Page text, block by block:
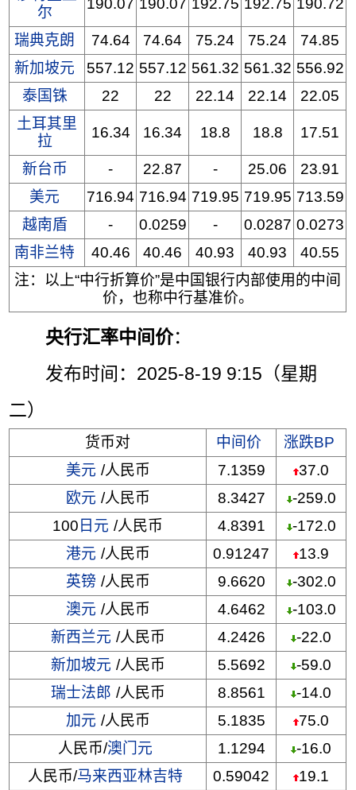
尔
190.07 190.07 192.75 192.75 190.72
瑞典克朗 74.64 74.64 75.24 75.24
74.85
新加坡元
557.12 557.12 561.32 561.32 556.92
泰国铢
22 22 22.14 22.14
22.05
土耳其里
拉
16.34 16.34 18.8 18.8 17.51
新台币 - 22.87 - 25.06
23.91
美元
716.94 716.94 719.95 719.95 713.59
越南盾
- 0.0259 - 0.0287 0.0273
南非兰特
40.46 40.46 40.93 40.93
40.55
注：以上“中行折算价”是中国银行内部使用的中间
价，也称中行基准价。
央行汇率中间价：
发布时间：2025-8-19 9:15（星期
二）
货币对 中间价
涨跌BP
美元 /人民币 7.1359
37.0
欧元 /人民币 8.3427
-259.0
100 日元 /人民币 4.8391
-172.0
港元 /人民币 0.91247
13.9
英镑 /人民币 9.6620
-302.0
澳元 /人民币 4.6462
-103.0
新西兰元 /人民币 4.2426
-22.0
新加坡元 /人民币 5.5692
-59.0
瑞士法郎 /人民币 8.8561
-14.0
加元 /人民币 5.1835
75.0
人民币/澳门元 1.1294
-16.0
人民币/马来西亚林吉特 0.59042
19.1